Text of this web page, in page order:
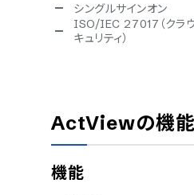
シングルサインオン
ISO/IEC 27017（クラ
キュリティ）
ベトナム語
IT導入補助金
IT導入補助金対象
ActViewの機
機能